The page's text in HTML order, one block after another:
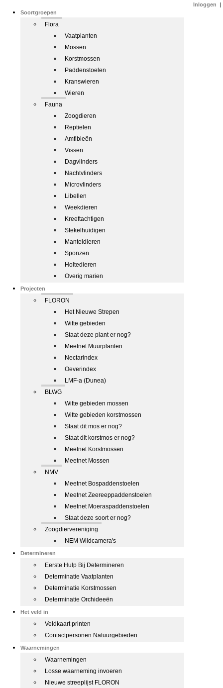
Soortgroepen
Flora
Vaatplanten
Mossen
Korstmossen
Paddenstoelen
Kranswieren
Wieren
Fauna
Zoogdieren
Reptielen
Amfibieën
Vissen
Dagvlinders
Nachtvlinders
Microvlinders
Libellen
Weekdieren
Kreeftachtigen
Stekelhuidigen
Manteldieren
Sponzen
Holtedieren
Overig marien
Projecten
FLORON
Het Nieuwe Strepen
Witte gebieden
Staat deze plant er nog?
Meetnet Muurplanten
Nectarindex
Oeverindex
LMF-a (Dunea)
BLWG
Witte gebieden mossen
Witte gebieden korstmossen
Staat dit mos er nog?
Staat dit korstmos er nog?
Meetnet Korstmossen
Meetnet Mossen
NMV
Meetnet Bospaddenstoelen
Meetnet Zeereeppaddenstoelen
Meetnet Moeraspaddenstoelen
Staat deze soort er nog?
Zoogdiervereniging
NEM Wildcamera's
Determineren
Eerste Hulp Bij Determineren
Determinatie Vaatplanten
Determinatie Korstmossen
Determinatie Orchideeën
Het veld in
Veldkaart printen
Contactpersonen Natuurgebieden
Waarnemingen
Waarnemingen
Losse waarneming invoeren
Nieuwe streeplijst FLORON
Inloggen |